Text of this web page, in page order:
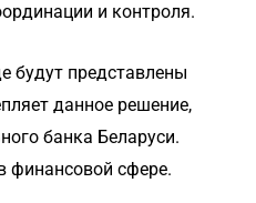
и контроля.
будут представлены
данное решение,
банка Беларуси.
финансовой сфере.